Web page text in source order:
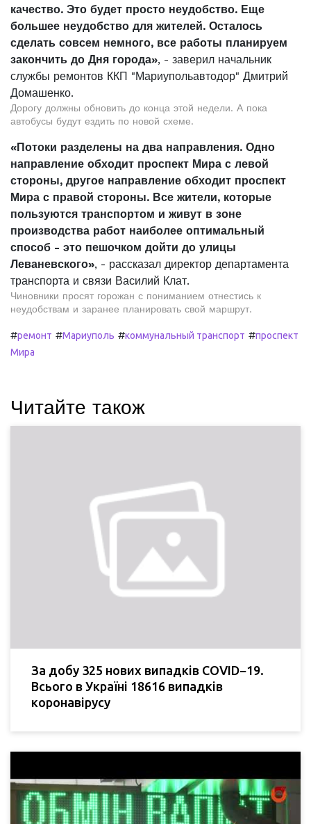
качество. Это будет просто неудобство. Еще
большее неудобство для жителей. Осталось
сделать совсем немного, все работы планируем
закончить до Дня города», - заверил начальник
службы ремонтов ККП "Мариупольавтодор" Дмитрий
Домашенко.
Дорогу должны обновить до конца этой недели. А пока
автобусы будут ездить по новой схеме.
«Потоки разделены на два направления. Одно
направление обходит проспект Мира с левой
стороны, другое направление обходит проспект
Мира с правой стороны. Все жители, которые
пользуются транспортом и живут в зоне
производства работ наиболее оптимальный
способ - это пешочком дойти до улицы
Леваневского», - рассказал директор департамента
транспорта и связи Василий Клат.
Чиновники просят горожан с пониманием отнестись к
неудобствам и заранее планировать свой маршрут.
#ремонт #Мариуполь #коммунальный транспорт #проспект
Мира
Читайте також
За добу 325 нових випадків COVID−19.
Всього в Україні 18616 випадків
коронавірусу